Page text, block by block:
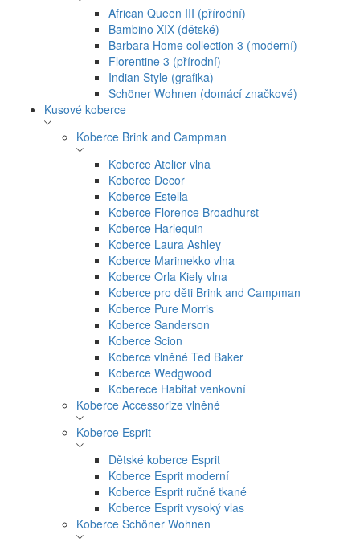
African Queen III (přírodní)
Bambino XIX (dětské)
Barbara Home collection 3 (moderní)
Florentine 3 (přírodní)
Indian Style (grafika)
Schöner Wohnen (domácí značkové)
Kusové koberce
Koberce Brink and Campman
Koberce Atelier vlna
Koberce Decor
Koberce Estella
Koberce Florence Broadhurst
Koberce Harlequin
Koberce Laura Ashley
Koberce Marimekko vlna
Koberce Orla Kiely vlna
Koberce pro děti Brink and Campman
Koberce Pure Morris
Koberce Sanderson
Koberce Scion
Koberce vlněné Ted Baker
Koberce Wedgwood
Koberece Habitat venkovní
Koberce Accessorize vlněné
Koberce Esprit
Dětské koberce Esprit
Koberce Esprit moderní
Koberce Esprit ručně tkané
Koberce Esprit vysoký vlas
Koberce Schöner Wohnen